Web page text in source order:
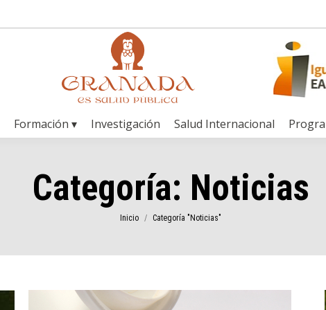
Formación ▾ Investigación Salud Internacional
Categoría: Noticias
Estás aquí:
Inicio Categoría "Noticias"